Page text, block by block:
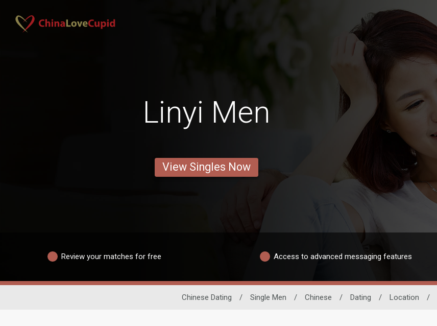
Linyi Men
View Singles Now
Review your matches for free Access to advanced messaging features
Chinese Dating / Single Men / Chinese / Dating / Location /